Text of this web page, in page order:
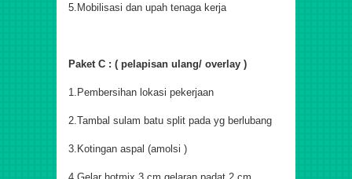
5.Mobilisasi dan upah tenaga kerja
Paket C : ( pelapisan ulang/ overlay )
1.Pembersihan lokasi pekerjaan
2.Tambal sulam batu split pada yg berlubang
3.Kotingan aspal (amolsi )